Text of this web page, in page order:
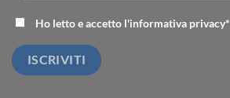
Ho letto e accetto l'informativa privacy*